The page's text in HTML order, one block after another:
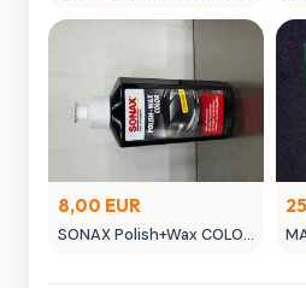
Ersatzteil
8,00 EUR
SONAX Polish+Wax COLOR